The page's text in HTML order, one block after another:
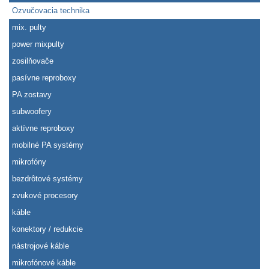
Ozvučovacia technika
mix. pulty
power mixpulty
zosilňovače
pasívne reproboxy
PA zostavy
subwoofery
aktívne reproboxy
mobilné PA systémy
mikrofóny
bezdrôtové systémy
zvukové procesory
káble
konektory / redukcie
nástrojové káble
mikrofónové káble